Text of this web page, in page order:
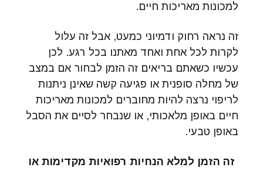
למכונות מאריכות חיים.
זה נראה רחוק ודמיוני כמעט, אבל זה עלול
לקרות לכל אחת ואחד מאתנו בכל רגע. לכן
עכשיו כשאתם בריאים זה הזמן לבחור אם במצב
של מחלה סופנית או פגיעה קשה שאינן ניתנות
לריפוי נרצה להיות מחוברים למכונות מאריכות
חיים באופן מלאכותי, או שנבחר לסיים את הסבל
באופן טבעי.
זה הזמן למלא הנחיות רפואיות מקדימות או